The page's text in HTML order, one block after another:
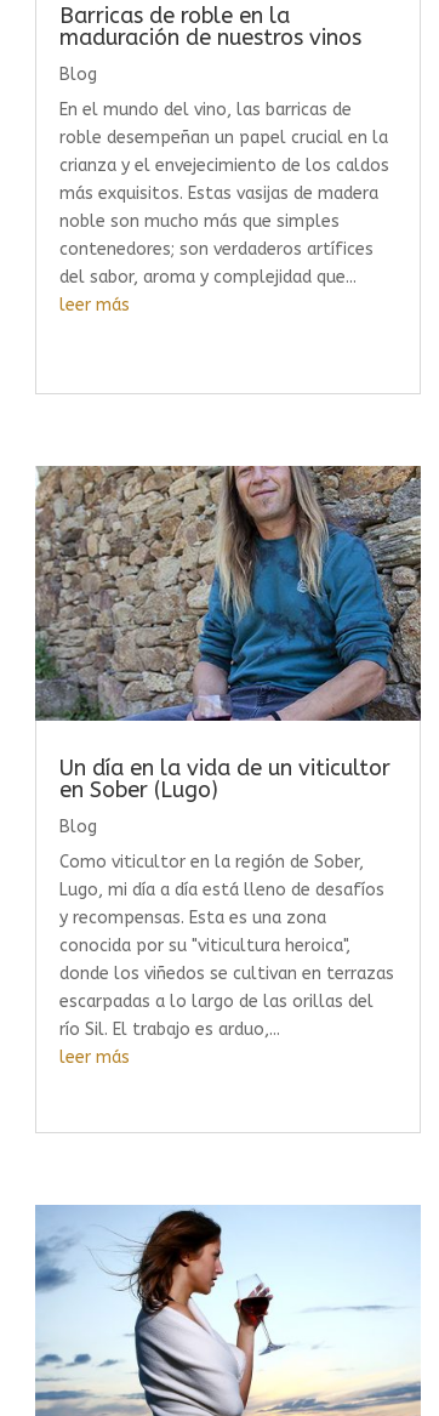
Barricas de roble en la
maduración de nuestros vinos
Blog
En el mundo del vino, las barricas de
roble desempeñan un papel crucial en la
crianza y el envejecimiento de los caldos
más exquisitos. Estas vasijas de madera
noble son mucho más que simples
contenedores; son verdaderos artífices
del sabor, aroma y complejidad que...
leer más
Un día en la vida de un viticultor
en Sober (Lugo)
Blog
Como viticultor en la región de Sober,
Lugo, mi día a día está lleno de desafíos
y recompensas. Esta es una zona
conocida por su "viticultura heroica",
donde los viñedos se cultivan en terrazas
escarpadas a lo largo de las orillas del
río Sil. El trabajo es arduo,...
leer más